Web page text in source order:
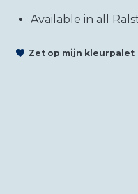
Available in all
Zet op mijn kleurpalet